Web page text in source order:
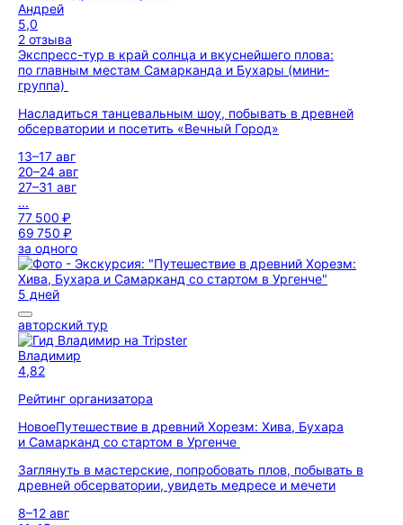
Андрей
5,0
2 отзыва
Экспресс-тур в край солнца и вкуснейшего плова:
по главным местам Самарканда и Бухары (мини-
группа)
Насладиться танцевальным шоу, побывать в древней
обсерватории и посетить «Вечный Город»
13–17 авг
20–24 авг
27–31 авг
...
77 500 ₽
69 750 ₽
за одного
5 дней
авторский тур
Владимир
4,82
Рейтинг организатора
НовоеПутешествие в древний Хорезм: Хива, Бухара
и Самарканд со стартом в Ургенче
Заглянуть в мастерские, попробовать плов, побывать в
древней обсерватории, увидеть медресе и мечети
8–12 авг